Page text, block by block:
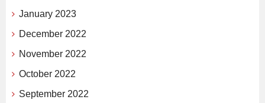
January 2023
December 2022
November 2022
October 2022
September 2022